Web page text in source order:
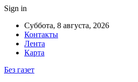
Sign in
Суббота, 8 августа, 2026
Контакты
Лента
Карта
Без газет